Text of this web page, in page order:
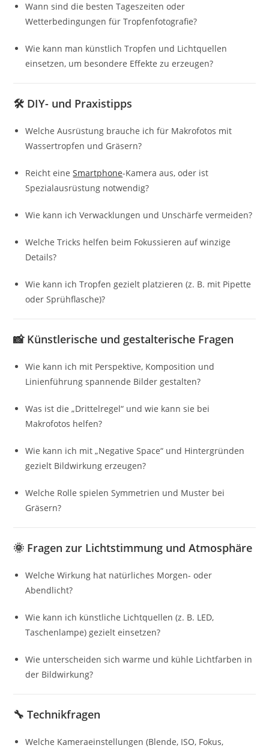
Wann sind die besten Tageszeiten oder
Wetterbedingungen für Tropfenfotografie?
Wie kann man künstlich Tropfen und Lichtquellen
einsetzen, um besondere Effekte zu erzeugen?
🛠️ DIY- und Praxistipps
Welche Ausrüstung brauche ich für Makrofotos mit
Wassertropfen und Gräsern?
Reicht eineSmartphone-Kamera aus, oder ist
Spezialausrüstung notwendig?
Wie kann ich Verwacklungen und Unschärfe vermeiden?
Welche Tricks helfen beim Fokussieren auf winzige
Details?
Wie kann ich Tropfen gezielt platzieren (z. B. mit Pipette
oder Sprühflasche)?
📸 Künstlerische und gestalterische Fragen
Wie kann ich mit Perspektive, Komposition und
Linienführung spannende Bilder gestalten?
Was ist die „Drittelregel“ und wie kann sie bei
Makrofotos helfen?
Wie kann ich mit „Negative Space“ und Hintergründen
gezielt Bildwirkung erzeugen?
Welche Rolle spielen Symmetrien und Muster bei
Gräsern?
🌞 Fragen zur Lichtstimmung und Atmosphäre
Welche Wirkung hat natürliches Morgen- oder
Abendlicht?
Wie kann ich künstliche Lichtquellen (z. B. LED,
Taschenlampe) gezielt einsetzen?
Wie unterscheiden sich warme und kühle Lichtfarben in
der Bildwirkung?
🔧Technikfragen
Welche Kameraeinstellungen (Blende, ISO, Fokus,